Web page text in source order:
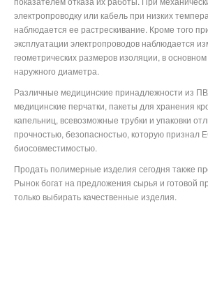
электропроводку или кабель при низких
наблюдается ее растрескивание. Кроме того
эксплуатации электропроводов наблюдается
геометрических размеров изоляции, в
наружного диаметра.
Различные медицинские принадлежности из
медицинские перчатки, пакеты для хранения
капельниц, всевозможные трубки и упаковки
прочностью, безопасностью, которую признал
биосовместимостью.
Продать полимерные изделия сегодня также
Рынок богат на предложения сырья и готовой
только выбирать качественные изделия.